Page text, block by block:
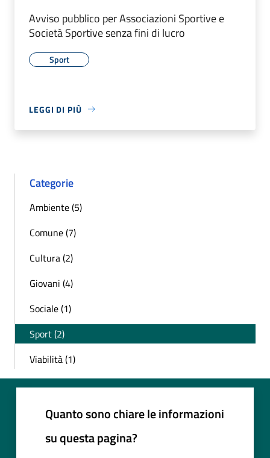
Avviso pubblico per Associazioni Sportive e
Società Sportive senza fini di lucro
Sport
LEGGI DI PIÙ
Categorie
Ambiente (5)
Comune (7)
Cultura (2)
Giovani (4)
Sociale (1)
Sport (2)
Viabilità (1)
Quanto sono chiare le informazioni
su questa pagina?